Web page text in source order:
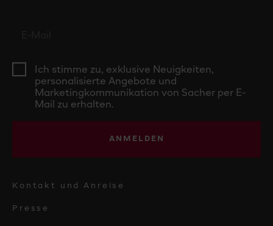
Ich stimme zu, exklusive Neuigkeiten,
personalisierte Angebote und
Marketingkommunikation von Sacher per E-
Mail zu erhalten.
ANMELDEN
Kontakt und Anreise
Presse